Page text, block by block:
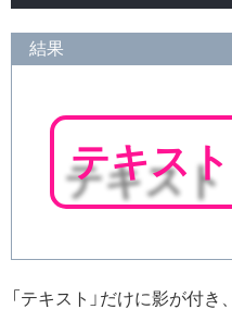
結果
テキスト
「テキスト」だけに影が付き